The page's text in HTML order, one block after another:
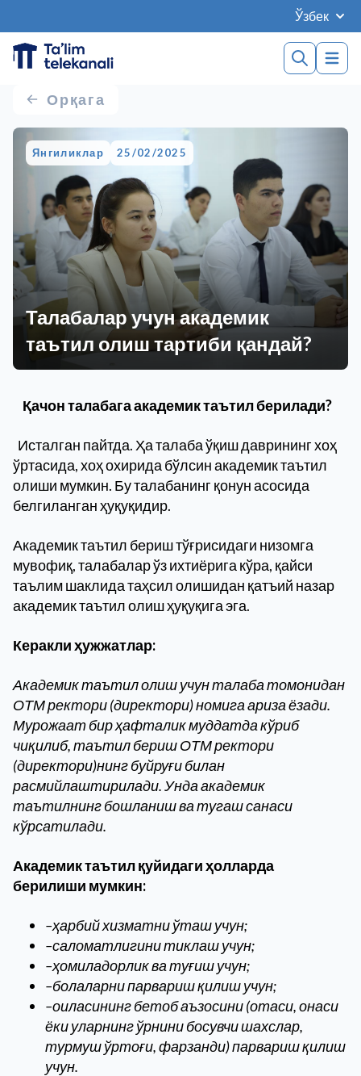
Ўзбек
Орқага
Янгиликлар 25/02/2025
Талабалар учун академик
таътил олиш тартиби қандай?
Қачон талабага академик таътил берилади?
Исталган пайтда. Ҳа талаба ўқиш даврининг хоҳ
ўртасида, хоҳ охирида бўлсин академик таътил
олиши мумкин. Бу талабанинг қонун асосида
белгиланган ҳуқуқидир.
Академик таътил бериш тўғрисидаги низомга
мувофиқ, талабалар ўз ихтиёрига кўра, қайси
таълим шаклида таҳсил олишидан қатъий назар
академик таътил олиш ҳуқуқига эга.
Керакли ҳужжатлар:
Академик таътил олиш учун талаба томонидан
ОТМ ректори (директори) номига ариза ёзади.
Мурожаат бир ҳафталик муддатда кўриб
чиқилиб, таътил бериш ОТМ ректори
(директори)нинг буйруғи билан
расмийлаштирилади. Унда академик
таътилнинг бошланиш ва тугаш санаси
кўрсатилади.
Академик таътил қуйидаги ҳолларда
берилиши мумкин:
–ҳарбий хизматни ўташ учун;
–саломатлигини тиклаш учун;
–ҳомиладорлик ва туғиш учун;
–болаларни парвариш қилиш учун;
–оиласининг бетоб аъзосини (отаси, онаси
ёки уларнинг ўрнини босувчи шахслар,
турмуш ўртоғи, фарзанди) парвариш қилиш
учун.